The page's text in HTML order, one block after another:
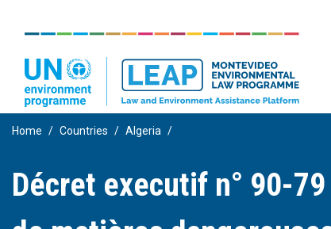
Home Countries Algeria
Décret executif n° 90-